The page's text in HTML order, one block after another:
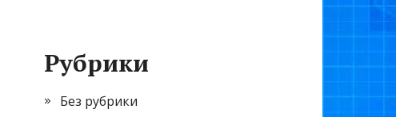
Рубрики
Без рубрики